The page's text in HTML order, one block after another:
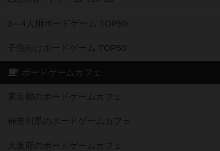
3～4人用ボードゲーム TOP50
子供向けボードゲーム TOP50
ボードゲームカフェ
東京都のボードゲームカフェ
神奈川県のボードゲームカフェ
大阪府のボードゲームカフェ